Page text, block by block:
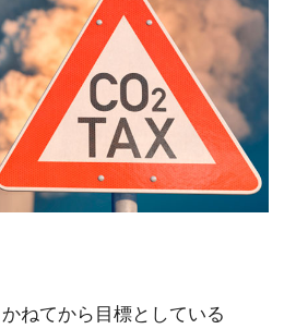
ねてから目標としている